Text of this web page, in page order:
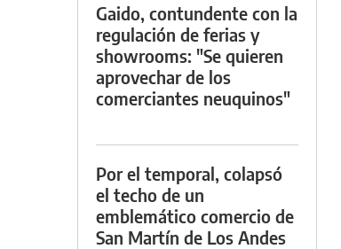
Gaido, contundente con la
regulación de ferias y
showrooms: "Se quieren
aprovechar de los
comerciantes neuquinos"
Por el temporal, colapsó
el techo de un
emblemático comercio de
San Martín de Los Andes